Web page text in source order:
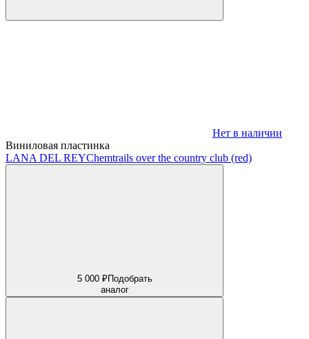
Нет в наличии
Виниловая пластинка
LANA DEL REYChemtrails over the country club (red)
5 000 ₽Подобрать
аналог